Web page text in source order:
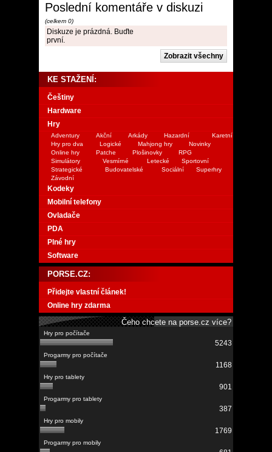
Poslední komentáře v diskuzi
(celkem 0)
Diskuze je prázdná. Buďte
první.
KE STAŽENÍ:
Češtiny
Hardware
Hry
Adventury Akční Arkády Hazardní
Karetní
Hry pro dva
Logické Mahjong hry
Novinky
Online hry
Patche Plošinovky
RPG
Simulátory
Vesmírné Letecké
Sportovní
Strategické
Budovatelské Sociální
Superhry
Závodní
Kodeky
Mobilní telefony
Ovladače
PDA
Plné hry
Software
PORSE.CZ:
Přidejte vlastní článek!
Online hry zdarma
Čeho chcete na porse.cz více?
5243
1168
901
387
1769